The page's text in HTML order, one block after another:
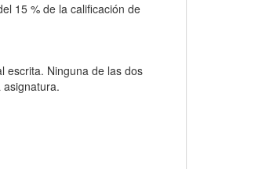
15 % de la calificación de
escrita. Ninguna de las dos